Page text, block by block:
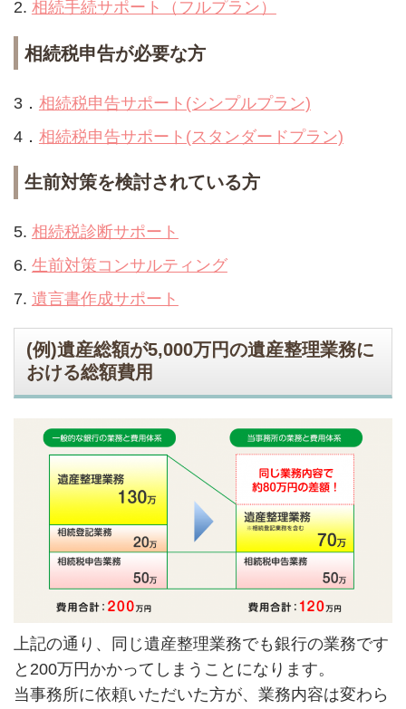
2. 相続手続サポート（フルプラン）
相続税申告が必要な方
3． 相続税申告サポート(シンプルプラン)
4． 相続税申告サポート(スタンダードプラン)
生前対策を検討されている方
5. 相続税診断サポート
6. 生前対策コンサルティング
7. 遺言書作成サポート
(例)遺産総額が5,000万円の遺産整理業務に
おける総額費用
上記の通り、同じ遺産整理業務でも銀行の業務です
と200万円かかってしまうことになります。
当事務所に依頼いただいた方が、業務内容は変わら